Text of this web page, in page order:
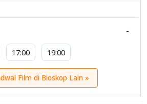
17:00 19:00
-
Film di Bioskop Lain »